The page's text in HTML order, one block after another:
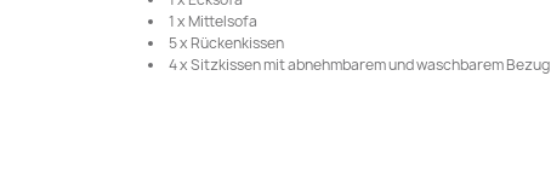
1 x Mittelsofa
5 x Rückenkissen
4 x Sitzkissen mit abnehmbarem und waschbarem Bezug